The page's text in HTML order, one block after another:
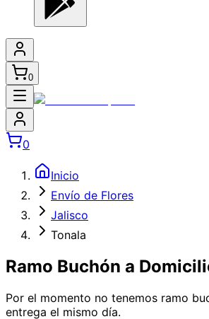
0
0
Inicio
Envío de Flores
Jalisco
Tonala
Ramo Buchón a
Por el momento no tenemos ramo
entrega el mismo día.